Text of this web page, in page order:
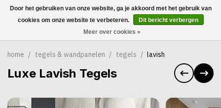
0
home / tegels & wandpanelen / tegels / lavish
Luxe Lavish Tegels
Door het gebruiken van onze website, ga je akkoord met het gebruik van
cookies om onze website te verbeteren.
Dit bericht verbergen
Meer over cookies »